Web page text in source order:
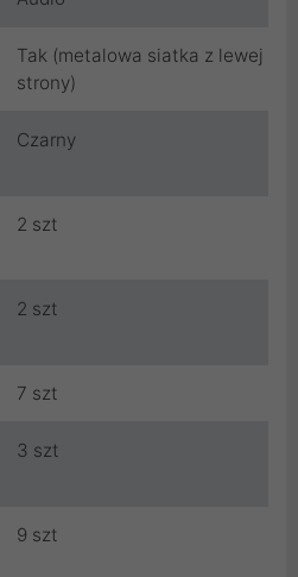
Tak (metalowa siatka z lewej
strony)
Czarny
2 szt
2 szt
7 szt
3 szt
9 szt